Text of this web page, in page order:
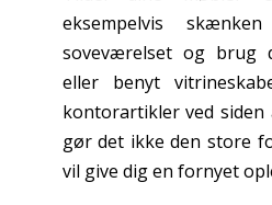
eksempelvis
soveværelset og brug
eller benyt
kontorartikler ved
gør det ikke den store
vil give dig en fornyet